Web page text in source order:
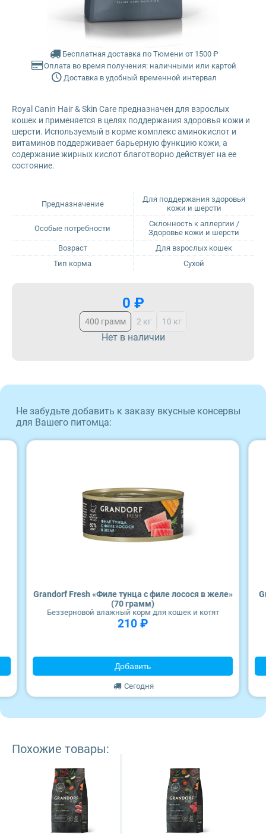
Farmina Fun Dog
Farmina N&D
Glance
Grandorf
Mr. Buffalo
Petvador
Sirius
Tasty
Zillii
Территория
ZooRing
Award
Monge
Craftia
0 ₽
400 грамм 2 кг 10 кг
Нет в наличии
Бесплатная доставка по Тюмени от 1500 ₽
Оплата во время получения: наличными или картой
Доставка в удобный временной интервал
Предназначение
Для поддержания здоровья
кожи и шерсти
Особые потребности
Склонность к аллергии /
Здоровье кожи и шерсти
Возраст
Для взрослых кошек
Тип корма
Сухой
Royal Canin Hair & Skin Care предназначен для взрослых
кошек и применяется в целях поддержания здоровья кожи и
шерсти. Используемый в корме комплекс аминокислот и
витаминов поддерживает барьерную функцию кожи, а
содержание жирных кислот благотворно действует на ее
состояние.
Не забудьте добавить к заказу вкусные консервы
для Вашего питомца:
Grandorf Fresh «Филе тунца с филе лосося в желе»
(70 грамм)
Беззерновой влажный корм для кошек и котят
210 ₽
Добавить
Сегодня
Похожие товары: